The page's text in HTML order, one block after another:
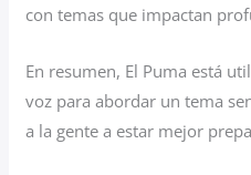
con temas que impactan
En resumen, El Puma está
voz para abordar un tema
a la gente a estar mejor